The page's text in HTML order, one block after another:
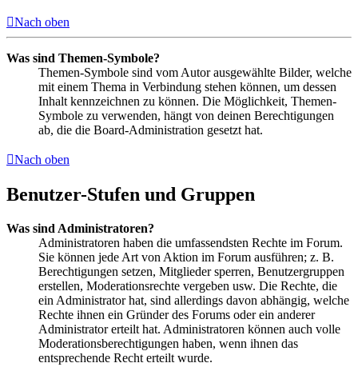
Nach oben
Was sind Themen-Symbole?
Themen-Symbole sind vom Autor ausgewählte Bilder, welche
mit einem Thema in Verbindung stehen können, um dessen
Inhalt kennzeichnen zu können. Die Möglichkeit, Themen-
Symbole zu verwenden, hängt von deinen Berechtigungen
ab, die die Board-Administration gesetzt hat.
Nach oben
Benutzer-Stufen und Gruppen
Was sind Administratoren?
Administratoren haben die umfassendsten Rechte im Forum.
Sie können jede Art von Aktion im Forum ausführen; z. B.
Berechtigungen setzen, Mitglieder sperren, Benutzergruppen
erstellen, Moderationsrechte vergeben usw. Die Rechte, die
ein Administrator hat, sind allerdings davon abhängig, welche
Rechte ihnen ein Gründer des Forums oder ein anderer
Administrator erteilt hat. Administratoren können auch volle
Moderationsberechtigungen haben, wenn ihnen das
entsprechende Recht erteilt wurde.